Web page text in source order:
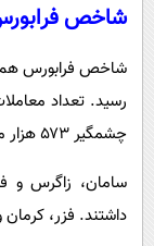
شاخص
چشمگیر ۵۷۳ هزار میلیارد تومان بود.
سامان، زاگرس و
داشتند. فزر، کرمان